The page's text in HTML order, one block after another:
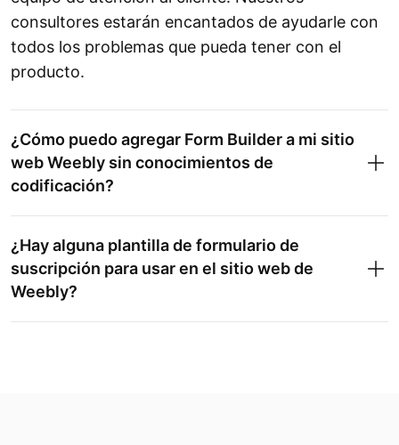
consultores estarán encantados de ayudarle con
todos los problemas que pueda tener con el
producto.
¿Cómo puedo agregar Form Builder a mi sitio
web Weebly sin conocimientos de
codificación?
¿Hay alguna plantilla de formulario de
suscripción para usar en el sitio web de
Weebly?